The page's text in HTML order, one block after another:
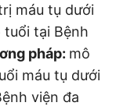
máu tụ dưới
tại Bệnh
pháp: mô
máu tụ dưới
viện đa